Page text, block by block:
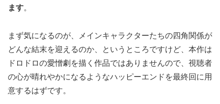
ます。
まず気になるのが、メインキャラクターたちの四角関係が
どんな結末を迎えるのか、というところですけど、本作は
ドロドロの愛憎劇を描く作品ではありませんので、視聴者
の心が晴れやかになるようなハッピーエンドを最終回に用
意するはずです。